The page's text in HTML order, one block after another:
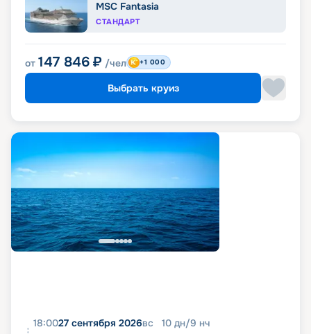
MSC Fantasia
СТАНДАРТ
от 147 846 ₽ /чел +1 000
Выбрать круиз
18:0027 сентября 2026вс 10 дн/9 нч